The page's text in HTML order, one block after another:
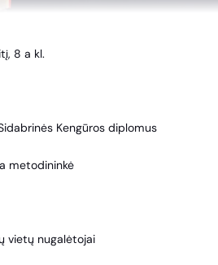
8 a kl.
Kengūros diplomus
metodininkė
vietų nugalėtojai